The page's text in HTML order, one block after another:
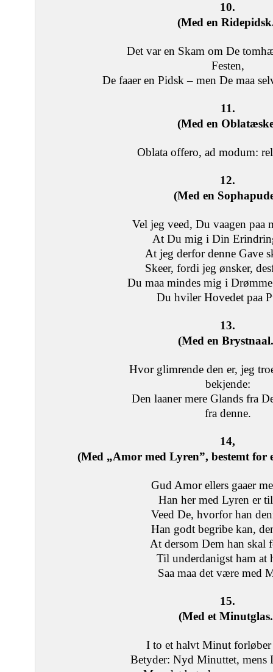
10.
(Med en
Det var en Skam om De
Festen,
De faaer en Pidsk ‒ men De maa
11.
(Med en
Oblata offero, ad modum:
12.
(Med en
Vel jeg veed, Du vaagen paa
At Du mig i Din
At jeg derfor denne Gave
Skeer, fordi jeg ønsker,
Du maa mindes mig i
Du hviler Hovedet paa
13.
(Med en
Hvor glimrende den er, jeg
bekjende:
Den laaner mere Glands fra
fra denne.
14,
(Med „Amor med Lyren”, bestemt for
Gud Amor ellers gaaer
Han her med Lyren er
Veed De, hvorfor han
Han godt begribe kan,
At dersom Dem han skal
Til underdanigst ham at
Saa maa det være med
15.
(Med et
I to et halvt Minut forløber
Betyder: Nyd Minuttet, mens